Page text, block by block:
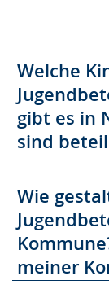
Welche
gibt es in
sind
Wie
meiner